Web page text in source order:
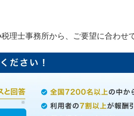
税理士事務所から、ご要望に合わせ